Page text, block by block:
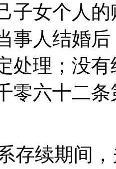
子女个人
事人结婚
处理；没
零六十二
存续期间